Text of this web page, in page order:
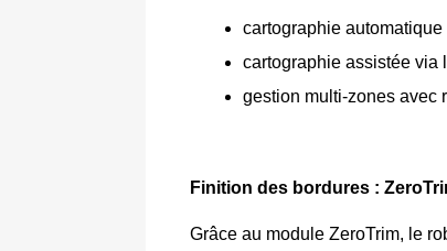
cartographie automatique
cartographie assistée via
gestion multi‑zones avec
Finition des bordures :
Grâce au module ZeroTrim, le